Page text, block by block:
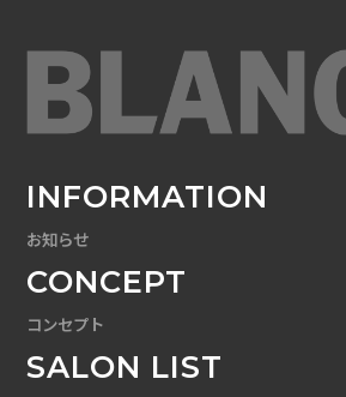
INFORMATION
お知らせ
CONCEPT
コンセプト
SALON LIST